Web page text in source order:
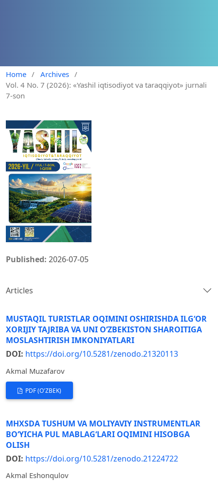
Home / Archives /
Vol. 4 No. 7 (2026): «Yashil iqtisodiyot va taraqqiyot» jurnali
7-son
Published: 2026-07-05
Articles
MUSTAQIL TURISTLAR OQIMINI OSHIRISHDA ILG‘OR
XORIJIY TAJRIBA VA UNI O‘ZBEKISTON SHAROITIGA
MOSLASHTIRISH IMKONIYATLARI
DOI: https://doi.org/10.5281/zenodo.21320113
Akmal Muzafarov
PDF (O'ZBEK)
MHXSDA TUSHUM VA MOLIYAVIY INSTRUMENTLAR
BO‘YICHA PUL MABLAG‘LARI OQIMINI HISOBGA
OLISH
DOI: https://doi.org/10.5281/zenodo.21224722
Akmal Eshonqulov